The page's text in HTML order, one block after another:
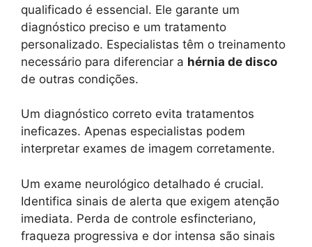
qualificado é essencial. Ele garante um
diagnóstico preciso e um tratamento
personalizado. Especialistas têm o treinamento
necessário para diferenciar a hérnia de disco
de outras condições.
Um diagnóstico correto evita tratamentos
ineficazes. Apenas especialistas podem
interpretar exames de imagem corretamente.
Um exame neurológico detalhado é crucial.
Identifica sinais de alerta que exigem atenção
imediata. Perda de controle esfincteriano,
fraqueza progressiva e dor intensa são sinais